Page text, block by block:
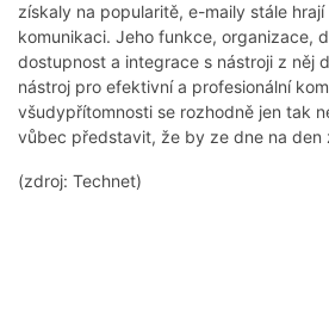
získaly na popularitě, e-maily stále
komunikaci. Jeho funkce, organizace,
dostupnost a integrace s nástroji z něj
nástroj pro efektivní a profesionální
všudypřítomnosti se rozhodně jen tak
vůbec představit, že by ze dne na den
(zdroj: Technet)